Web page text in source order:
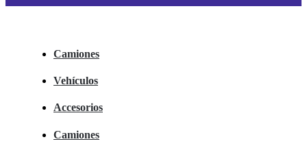
Camiones
Vehículos
Accesorios
Camiones